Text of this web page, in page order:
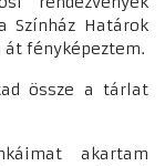
Határok
fényképeztem.
össze a tárlat
akartam